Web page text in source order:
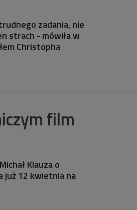
zadania, nie
strach - mówiła w
Christopha
film
Klauza o
już 12 kwietnia na